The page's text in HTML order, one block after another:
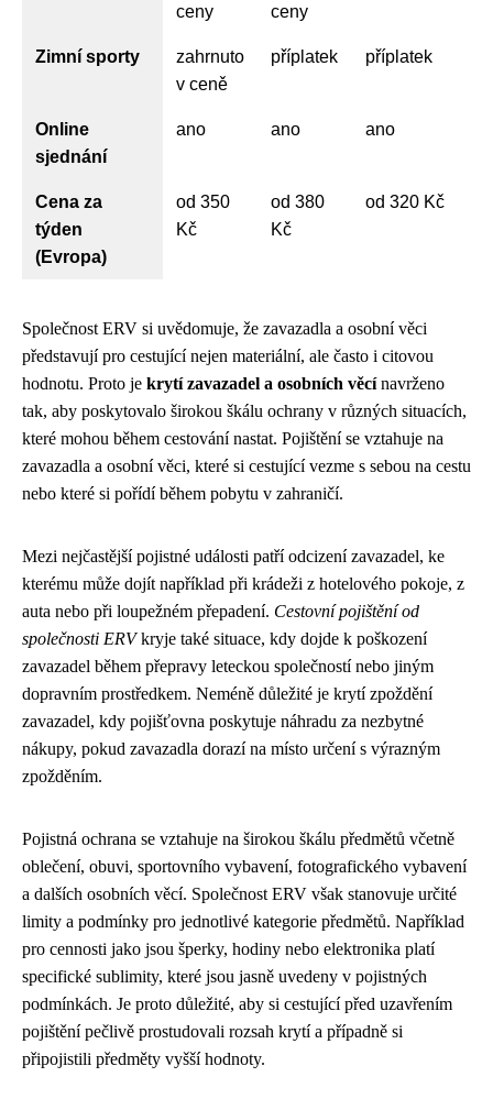
ceny
ceny
Zimní sporty
zahrnuto
v ceně
příplatek příplatek
Online
sjednání
ano ano ano
Cena za
týden
(Evropa)
od 350
Kč
od 380
Kč
od 320 Kč
Společnost ERV si uvědomuje, že zavazadla a osobní věci
představují pro cestující nejen materiální, ale často i citovou
hodnotu. Proto je krytí zavazadel a osobních věcínavrženo
tak, aby poskytovalo širokou škálu ochrany v různých situacích,
které mohou během cestování nastat. Pojištění se vztahuje na
zavazadla a osobní věci, které si cestující vezme s sebou na cestu
nebo které si pořídí během pobytu v zahraničí.
Mezi nejčastější pojistné události patří odcizení zavazadel, ke
kterému může dojít například při krádeži z hotelového pokoje, z
auta nebo při loupežném přepadení. Cestovní pojištění od
společnosti ERVkryje také situace, kdy dojde k poškození
zavazadel během přepravy leteckou společností nebo jiným
dopravním prostředkem. Neméně důležité je krytí zpoždění
zavazadel, kdy pojišťovna poskytuje náhradu za nezbytné
nákupy, pokud zavazadla dorazí na místo určení s výrazným
zpožděním.
Pojistná ochrana se vztahuje na širokou škálu předmětů včetně
oblečení, obuvi, sportovního vybavení, fotografického vybavení
a dalších osobních věcí. Společnost ERV však stanovuje určité
limity a podmínky pro jednotlivé kategorie předmětů. Například
pro cennosti jako jsou šperky, hodiny nebo elektronika platí
specifické sublimity, které jsou jasně uvedeny v pojistných
podmínkách. Je proto důležité, aby si cestující před uzavřením
pojištění pečlivě prostudovali rozsah krytí a případně si
připojistili předměty vyšší hodnoty.